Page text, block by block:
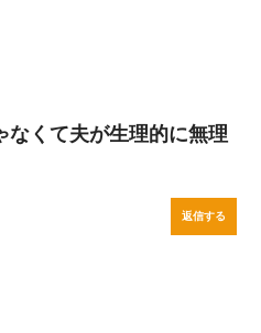
なくて夫が生理的に無理
返信する